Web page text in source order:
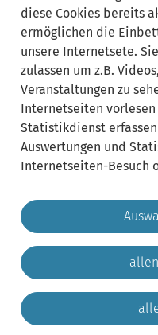
20250623_Stadtradeln
Copyright by: Gemeinde
Beitrag
Gemeinde Krailling
diese Cookies bereits
ermöglichen die
unsere Internetsete.
zulassen um z.B.
Veranstaltungen zu
Internetseiten vorlesen
Statistikdienst
Auswertungen und
Internetseiten-Besuch
allen